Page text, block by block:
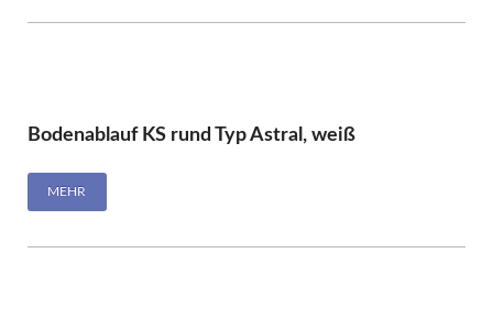
Bodenablauf KS rund Typ Astral, weiß
MEHR